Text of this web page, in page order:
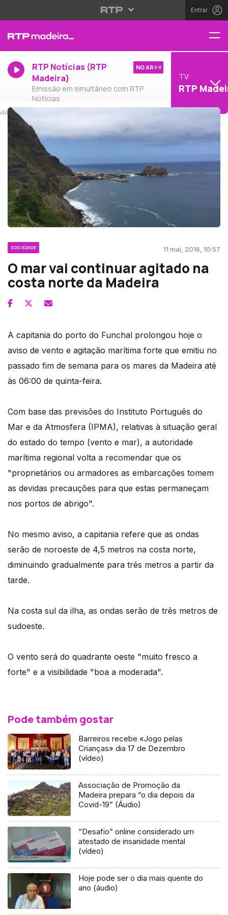
Entrar
RTP Notícias (RTP
Madeira)
Emissão em simultâneo com RTP
Notícias
NO AR
TV
RTP
SOCIEDADE 11 mai, 2016, 10:57
O mar vai continuar agitado na
costa norte da Madeira
A capitania do porto do Funchal prolongou hoje o
aviso de vento e agitação marítima forte que emitiu no
passado fim de semana para os mares da Madeira até
às 06:00 de quinta-feira.
Com base das previsões do Instituto Português do
Mar e da Atmosfera (IPMA), relativas à situação geral
do estado do tempo (vento e mar), a autoridade
marítima regional volta a recomendar que os
"proprietários ou armadores as embarcações tomem
as devidas precauções para que estas permaneçam
nos portos de abrigo".
No mesmo aviso, a capitania refere que as ondas
serão de noroeste de 4,5 metros na costa norte,
diminuindo gradualmente para três metros a partir da
tarde.
Na costa sul da ilha, as ondas serão de três metros de
sudoeste.
O vento será do quadrante oeste "muito fresco a
forte" e a visibilidade "boa a moderada".
Pode também gostar
Barreiros recebe «Jogo pelas
Crianças» dia 17 de Dezembro
(vídeo)
Associação de Promoção da
Madeira prepara “o dia depois da
Covid-19” (Áudio)
“Desafio” online considerado um
atestado de insanidade mental
(vídeo)
Hoje pode ser o dia mais quente do
ano (áudio)